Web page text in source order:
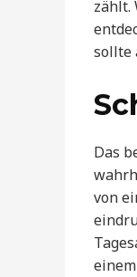
zählt.
sollte
Das
von